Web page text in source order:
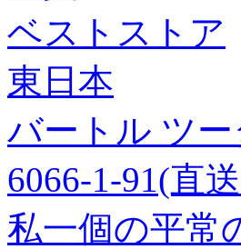
ベストストア
東日本
バートル ツ
6066-1-91(直
私一個の平常